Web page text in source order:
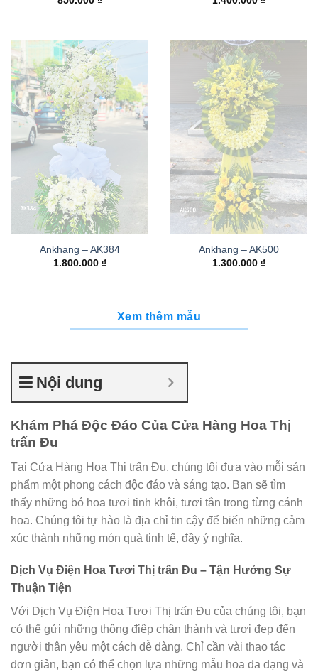
Ankhang – AK384
1.800.000 ₫
Ankhang – AK500
1.300.000 ₫
Xem thêm mẫu
Nội dung
Khám Phá Độc Đáo Của Cửa Hàng Hoa Thị
trấn Đu
Tại Cửa Hàng Hoa Thị trấn Đu, chúng tôi đưa vào mỗi sản
phẩm một phong cách độc đáo và sáng tạo. Bạn sẽ tìm
thấy những bó hoa tươi tinh khôi, tươi tắn trong từng cánh
hoa. Chúng tôi tự hào là địa chỉ tin cậy để biến những cảm
xúc thành những món quà tinh tế, đầy ý nghĩa.
Dịch Vụ Điện Hoa Tươi Thị trấn Đu – Tận Hưởng Sự
Thuận Tiện
Với Dịch Vụ Điện Hoa Tươi Thị trấn Đu của chúng tôi, bạn
có thể gửi những thông điệp chân thành và tươi đẹp đến
người thân yêu một cách dễ dàng. Chỉ cần vài thao tác
đơn giản, bạn có thể chọn lựa những mẫu hoa đa dạng và